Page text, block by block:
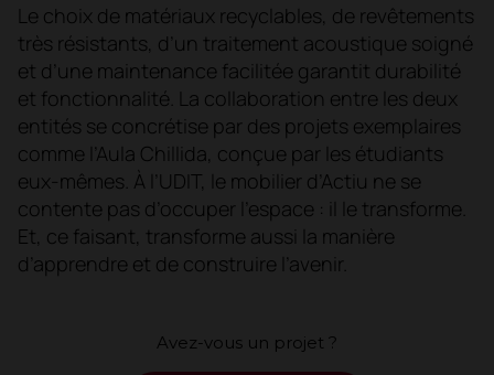
Le choix de matériaux recyclables, de revêtements
très résistants, d’un traitement acoustique soigné
et d’une maintenance facilitée garantit durabilité
et fonctionnalité. La collaboration entre les deux
entités se concrétise par des projets exemplaires
comme l’Aula Chillida, conçue par les étudiants
eux-mêmes. À l’UDIT, le mobilier d’Actiu ne se
contente pas d’occuper l’espace : il le transforme.
Et, ce faisant, transforme aussi la manière
d’apprendre et de construire l’avenir.
Avez-vous un projet ?